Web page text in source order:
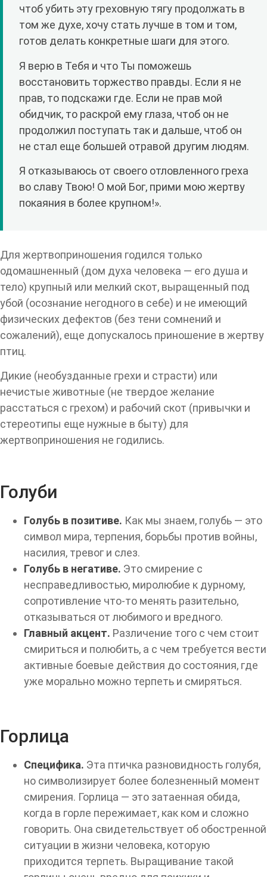
чтоб убить эту греховную тягу продолжать в
том же духе, хочу стать лучше в том и том,
готов делать конкретные шаги для этого.
Я верю в Тебя и что Ты поможешь
восстановить торжество правды. Если я не
прав, то подскажи где. Если не прав мой
обидчик, то раскрой ему глаза, чтоб он не
продолжил поступать так и дальше, чтоб он
не стал еще большей отравой другим людям.
Я отказываюсь от своего отловленного греха
во славу Твою! О мой Бог, прими мою жертву
покаяния в более крупном!».
Для жертвоприношения годился только
одомашненный (дом духа человека — его душа и
тело) крупный или мелкий скот, выращенный под
убой (осознание негодного в себе) и не имеющий
физических дефектов (без тени сомнений и
сожалений), еще допускалось приношение в жертву
птиц.
Дикие (необузданные грехи и страсти) или
нечистые животные (не твердое желание
расстаться с грехом) и рабочий скот (привычки и
стереотипы еще нужные в быту) для
жертвоприношения не годились.
Голуби
Голубь в позитиве. Как мы знаем, голубь — это
символ мира, терпения, борьбы против войны,
насилия, тревог и слез.
Голубь в негативе. Это смирение с
несправедливостью, миролюбие к дурному,
сопротивление что-то менять разительно,
отказываться от любимого и вредного.
Главный акцент. Различение того с чем стоит
смириться и полюбить, а с чем требуется вести
активные боевые действия до состояния, где
уже морально можно терпеть и смиряться.
Горлица
Специфика. Эта птичка разновидность голубя,
но символизирует более болезненный момент
смирения. Горлица — это затаенная обида,
когда в горле пережимает, как ком и сложно
говорить. Она свидетельствует об обостренной
ситуации в жизни человека, которую
приходится терпеть. Выращивание такой